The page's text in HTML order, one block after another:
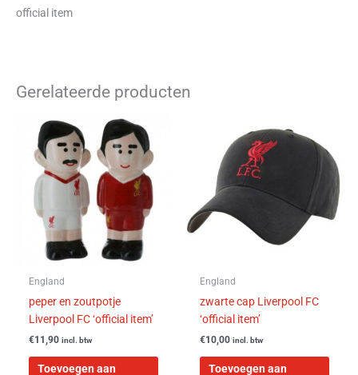
official item
Gerelateerde producten
England
peper en zoutpotje
Liverpool FC ‘official item’
€11,90 incl. btw
Toevoegen aan
England
zwarte cap Liverpool FC
‘official item’
€10,00 incl. btw
Toevoegen aan